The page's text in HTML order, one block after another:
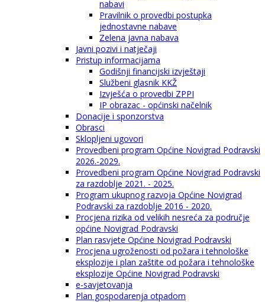
nabavi
Pravilnik o provedbi postupka
jednostavne nabave
Zelena javna nabava
Javni pozivi i natječaji
Pristup informacijama
Godišnji financijski izvještaji
Službeni glasnik KKŽ
Izvješća o provedbi ZPPI
IP obrazac - općinski načelnik
Donacije i sponzorstva
Obrasci
Sklopljeni ugovori
Provedbeni program Općine Novigrad Podravski
2026.-2029.
Provedbeni program Općine Novigrad Podravski
za razdoblje 2021. - 2025.
Program ukupnog razvoja Općine Novigrad
Podravski za razdoblje 2016 - 2020.
Procjena rizika od velikih nesreća za područje
općine Novigrad Podravski
Plan rasvjete Općine Novigrad Podravski
Procjena ugroženosti od požara i tehnološke
eksplozije i plan zaštite od požara i tehnološke
eksplozije Općine Novigrad Podravski
e-savjetovanja
Plan gospodarenja otpadom